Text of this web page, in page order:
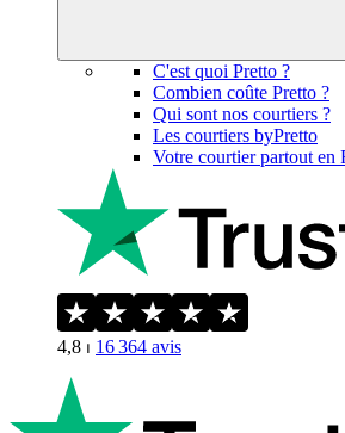
C'est quoi Pretto ?
Combien coûte Pretto ?
Qui sont nos courtiers ?
Les courtiers byPretto
Votre courtier partout en
4,8 ⏐ 16 364 avis